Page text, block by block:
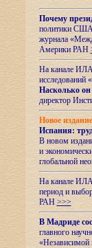
Почему
политики США
журнала
Америки РАН
На канале ИЛА
исследований «
Насколько он
директор
Новое
Испания:
В новом
и
глобальной
На канале
период и
РАН >>>
В Мадриде
главного
«Независимой